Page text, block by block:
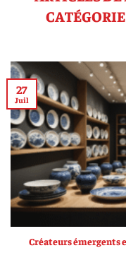
Créateurs émergents
27
Juil